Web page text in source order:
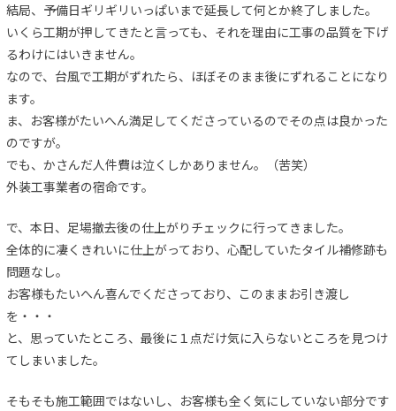
結局、予備日ギリギリいっぱいまで延長して何とか終了しました。
いくら工期が押してきたと言っても、それを理由に工事の品質を下げ
るわけにはいきません。
なので、台風で工期がずれたら、ほぼそのまま後にずれることになり
ます。
ま、お客様がたいへん満足してくださっているのでその点は良かった
のですが。
でも、かさんだ人件費は泣くしかありません。（苦笑）
外装工事業者の宿命です。
で、本日、足場撤去後の仕上がりチェックに行ってきました。
全体的に凄くきれいに仕上がっており、心配していたタイル補修跡も
問題なし。
お客様もたいへん喜んでくださっており、このままお引き渡し
を・・・
と、思っていたところ、最後に１点だけ気に入らないところを見つけ
てしまいました。
そもそも施工範囲ではないし、お客様も全く気にしていない部分です